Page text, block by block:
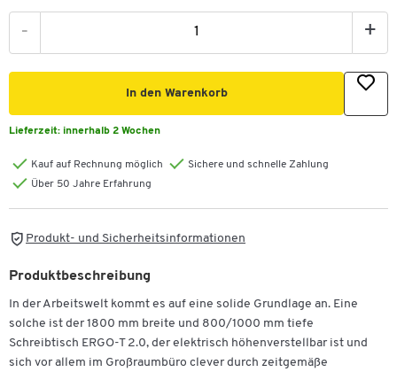
- +
In den Warenkorb
Lieferzeit: innerhalb 2 Wochen
Kauf auf Rechnung möglich
Sichere und schnelle Zahlung
Über 50 Jahre Erfahrung
Produkt- und Sicherheitsinformationen
Produktbeschreibung
In der Arbeitswelt kommt es auf eine solide Grundlage an. Eine
solche ist der 1800 mm breite und 800/1000 mm tiefe
Schreibtisch ERGO-T 2.0, der elektrisch höhenverstellbar ist und
sich vor allem im Großraumbüro clever durch zeitgemäße